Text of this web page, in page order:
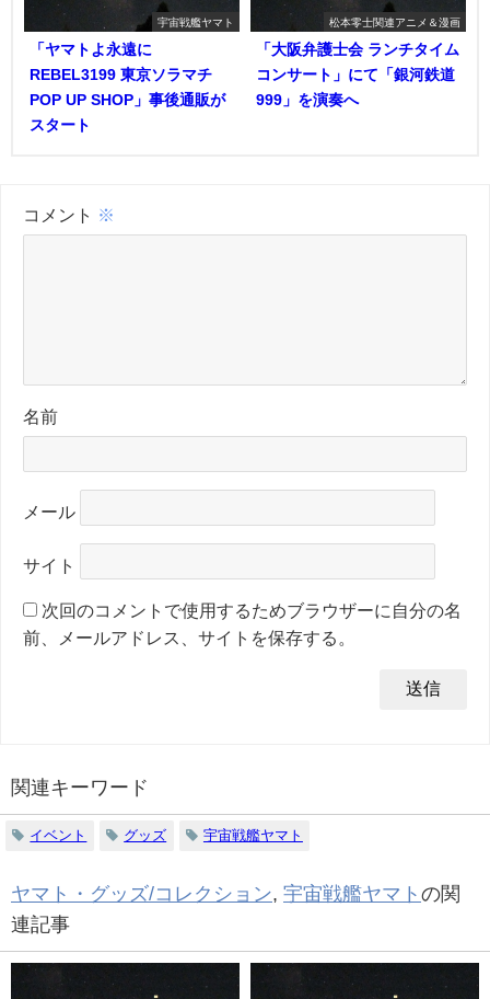
宇宙戦艦ヤマト
「ヤマトよ永遠に
REBEL3199 東京ソラマチ
POP UP SHOP」事後通販が
スタート
松本零士関連アニメ＆漫画
「大阪弁護士会 ランチタイム
コンサート」にて「銀河鉄道
999」を演奏へ
コメント ※
名前
メール
サイト
次回のコメントで使用するためブラウザーに自分の名
前、メールアドレス、サイトを保存する。
関連キーワード
イベント グッズ 宇宙戦艦ヤマト
ヤマト・グッズ/コレクション, 宇宙戦艦ヤマト の関
連記事